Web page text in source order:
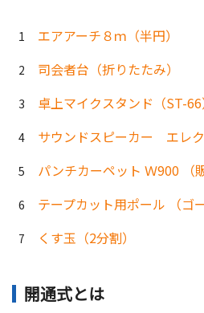
エアアーチ８ｍ（半円）
司会者台（折りたたみ）
卓上マイクスタンド（ST-66
サウンドスピーカー エレク
パンチカーペット Ｗ900 （
テープカット用ポール （ゴ
くす玉（2分割）
開通式とは